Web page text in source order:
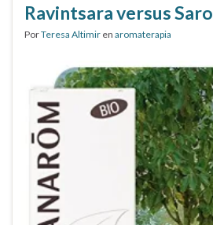
Ravintsara versus Saro
PorTeresa Altimir en aromaterapia